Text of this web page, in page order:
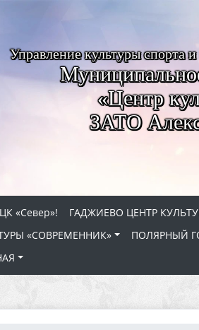
Управление культуры спорта
«Центр
ЗАТО
«Север»! ГАДЖИЕВО ЦЕНТР
«СОВРЕМЕННИК»
ПОЛЯРНЫЙ